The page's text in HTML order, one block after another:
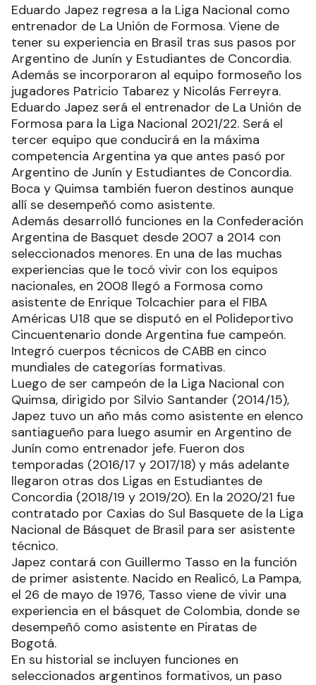
Eduardo Japez regresa a la Liga Nacional como
entrenador de La Unión de Formosa. Viene de
tener su experiencia en Brasil tras sus pasos por
Argentino de Junín y Estudiantes de Concordia.
Además se incorporaron al equipo formoseño los
jugadores Patricio Tabarez y Nicolás Ferreyra.
Eduardo Japez será el entrenador de La Unión de
Formosa para la Liga Nacional 2021/22. Será el
tercer equipo que conducirá en la máxima
competencia Argentina ya que antes pasó por
Argentino de Junín y Estudiantes de Concordia.
Boca y Quimsa también fueron destinos aunque
allí se desempeñó como asistente.
Además desarrolló funciones en la Confederación
Argentina de Basquet desde 2007 a 2014 con
seleccionados menores. En una de las muchas
experiencias que le tocó vivir con los equipos
nacionales, en 2008 llegó a Formosa como
asistente de Enrique Tolcachier para el FIBA
Américas U18 que se disputó en el Polideportivo
Cincuentenario donde Argentina fue campeón.
Integró cuerpos técnicos de CABB en cinco
mundiales de categorías formativas.
Luego de ser campeón de la Liga Nacional con
Quimsa, dirigido por Silvio Santander (2014/15),
Japez tuvo un año más como asistente en elenco
santiagueño para luego asumir en Argentino de
Junín como entrenador jefe. Fueron dos
temporadas (2016/17 y 2017/18) y más adelante
llegaron otras dos Ligas en Estudiantes de
Concordia (2018/19 y 2019/20). En la 2020/21 fue
contratado por Caxias do Sul Basquete de la Liga
Nacional de Básquet de Brasil para ser asistente
técnico.
Japez contará con Guillermo Tasso en la función
de primer asistente. Nacido en Realicó, La Pampa,
el 26 de mayo de 1976, Tasso viene de vivir una
experiencia en el básquet de Colombia, donde se
desempeñó como asistente en Piratas de
Bogotá.
En su historial se incluyen funciones en
seleccionados argentinos formativos, un paso